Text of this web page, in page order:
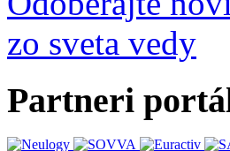
zo sveta vedy
Partneri